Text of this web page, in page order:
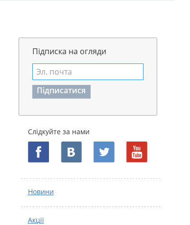
Підписка на огляди
Слідкуйте за нами
Новини
Акції